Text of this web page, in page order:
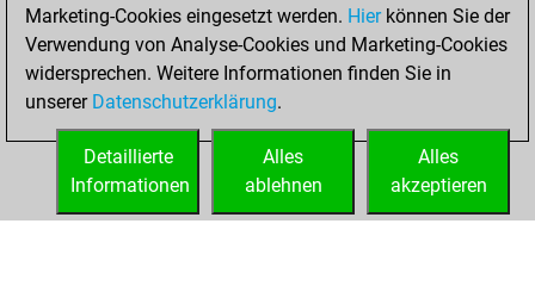
Mittwoch, Juli 30,
2025
You created
your Fritz account
Marketing-Cookies eingesetzt werden. Hierkönnen Sie der
Verwendung von Analyse-Cookies und Marketing-Cookies
widersprechen. Weitere Informationen finden Sie in
unserer Datenschutzerklärung.
Alles
akzeptieren
Alles
ablehnen
Detaillierte
Informationen